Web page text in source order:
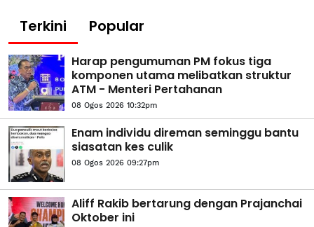
Terkini Popular
Harap pengumuman PM fokus tiga
komponen utama melibatkan struktur
ATM - Menteri Pertahanan
08 Ogos 2026 10:32pm
Enam individu direman seminggu bantu
siasatan kes culik
08 Ogos 2026 09:27pm
Aliff Rakib bertarung dengan Prajanchai
Oktober ini